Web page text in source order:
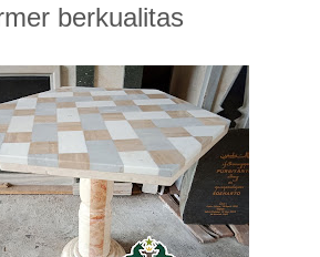
berkualitas